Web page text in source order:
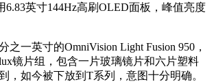
英寸144Hz高刷OLED面板，峰值亮度
一英寸的OmniVision Light Fusion 950，
镜片组，包含一片玻璃镜片和六片塑料
如今被下放到T系列，意图十分明确。